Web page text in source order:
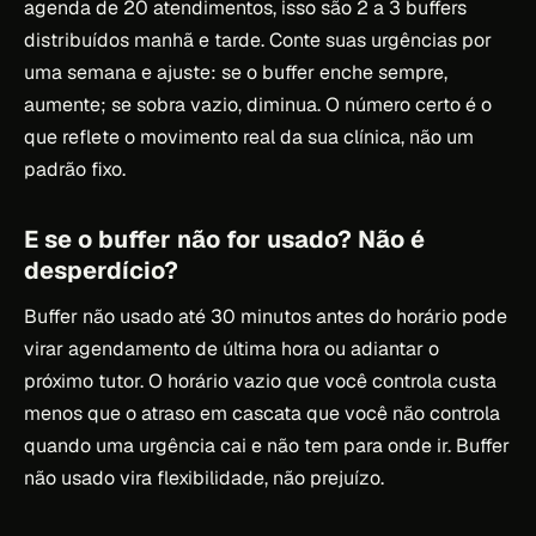
agenda de 20 atendimentos, isso são 2 a 3 buffers
distribuídos manhã e tarde. Conte suas urgências por
uma semana e ajuste: se o buffer enche sempre,
aumente; se sobra vazio, diminua. O número certo é o
que reflete o movimento real da sua clínica, não um
padrão fixo.
E se o buffer não for usado? Não é
desperdício?
Buffer não usado até 30 minutos antes do horário pode
virar agendamento de última hora ou adiantar o
próximo tutor. O horário vazio que você controla custa
menos que o atraso em cascata que você não controla
quando uma urgência cai e não tem para onde ir. Buffer
não usado vira flexibilidade, não prejuízo.